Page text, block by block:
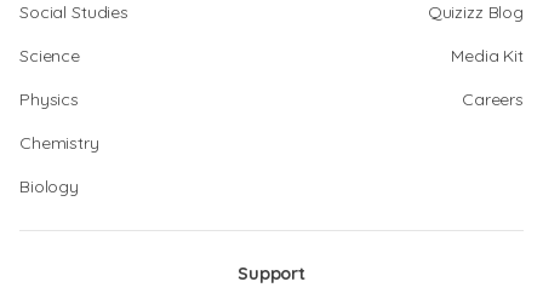
Social Studies
Science
Physics
Chemistry
Biology
Quizizz Blog
Media Kit
Careers
Support